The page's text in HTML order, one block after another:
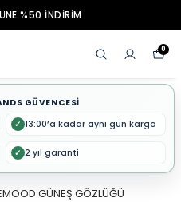
%50 İNDİRİM
0
GÜVENCESİ
✓ 13:00’a kadar aynı gün kargo
✓ 2 yıl garanti
GÜNEŞ GÖZLÜĞÜ